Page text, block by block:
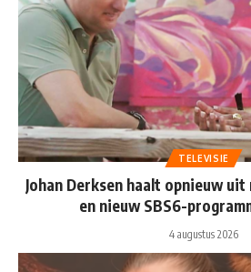
TELEVISIE
Johan Derksen haalt opnieuw
en nieuw SBS6-
4 augustus 2026